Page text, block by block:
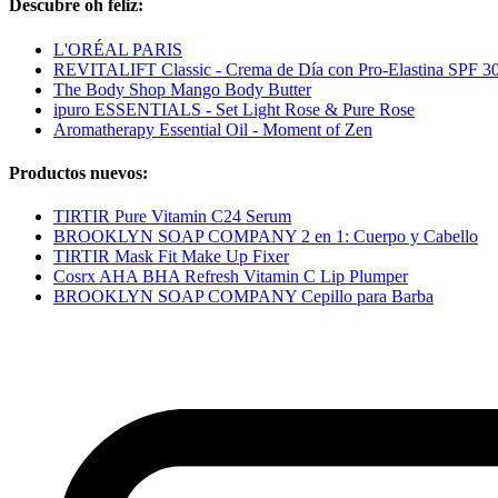
Descubre oh feliz:
L'ORÉAL PARIS
REVITALIFT Classic - Crema de Día con Pro-Elastina SPF
The Body Shop Mango Body Butter
ipuro ESSENTIALS - Set Light Rose & Pure Rose
Aromatherapy Essential Oil - Moment of Zen
Productos nuevos:
TIRTIR Pure Vitamin C24 Serum
BROOKLYN SOAP COMPANY 2 en 1: Cuerpo y Cabello
TIRTIR Mask Fit Make Up Fixer
Cosrx AHA BHA Refresh Vitamin C Lip Plumper
BROOKLYN SOAP COMPANY Cepillo para Barba